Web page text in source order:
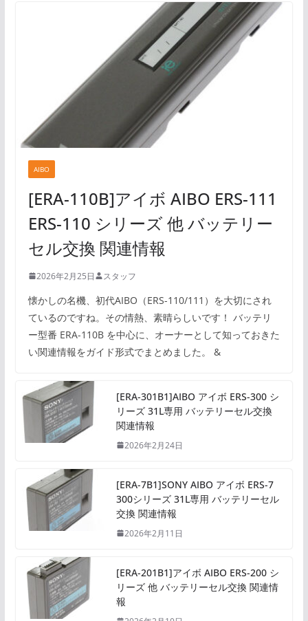
AIBO
[ERA-110B]アイボ AIBO ERS-111
ERS-110 シリーズ 他 バッテリー
セル交換 関連情報
2026年2月25日 スタッフ
懐かしの名機、初代AIBO（ERS-110/111）を大切にされ
ているのですね。その情熱、素晴らしいです！ バッテリ
ー型番 ERA-110B を中心に、オーナーとして知っておきた
い関連情報をガイド形式でまとめました。 &
[ERA-301B1]AIBO アイボ ERS-300 シ
リーズ 31L専用 バッテリーセル交換
関連情報
2026年2月24日
[ERA-7B1]SONY AIBO アイボ ERS-7
300シリーズ 31L専用 バッテリーセル
交換 関連情報
2026年2月11日
[ERA-201B1]アイボ AIBO ERS-200 シ
リーズ 他 バッテリーセル交換 関連情
報